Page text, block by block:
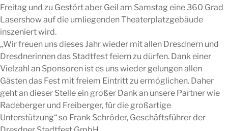
Freitag und zu Gestört aber Geil am Samstag eine 360 Grad
Lasershow auf die umliegenden Theaterplatzgebäude
inszeniert wird.
„Wir freuen uns dieses Jahr wieder mit allen Dresdnern und
Dresdnerinnen das Stadtfest feiern zu dürfen. Dank einer
Vielzahl an Sponsoren ist es uns wieder gelungen allen
Gästen das Fest mit freiem Eintritt zu ermöglichen. Daher
geht an dieser Stelle ein großer Dank an unsere Partner wie
Radeberger und Freiberger, für die großartige
Unterstützung“ so Frank Schröder, Geschäftsführer der